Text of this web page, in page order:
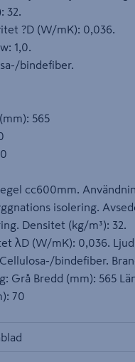
32.
?D (W/mK): 0,036.
1,0.
bindefiber.
565
cc600mm.
isolering.
Densitet (kg/m³): 32.
λD (W/mK): 0,036.
bindefiber.
Grå Bredd (mm): 565
70